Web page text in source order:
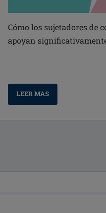
Cómo los sujetadores de
apoyan
LEER MAS